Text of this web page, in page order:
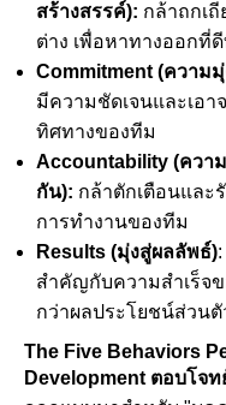
สร้างสรรค์): กล้าถกเ
ต่าง เพื่อหาทางออกที่
Commitment (ความ
มีความชัดเจนและเอา
ทิศทางของทีม
Accountability (ควา
กัน): กล้าตักเตือนและ
การทำงานของทีม
Results (มุ่งสู่ผลลัพธ์)
สำคัญกับความสำเร็จ
กว่าผลประโยชน์ส่วนตั
The Five Behaviors
Development ตอบโจท